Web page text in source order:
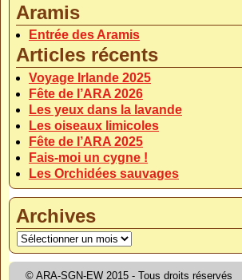
Aramis
Entrée des Aramis
Articles récents
Voyage Irlande 2025
Fête de l’ARA 2026
Les yeux dans la lavande
Les oiseaux limicoles
Fête de l’ARA 2025
Fais-moi un cygne !
Les Orchidées sauvages
Archives
© ARA-SGN-EW 2015 - Tous droits réservés